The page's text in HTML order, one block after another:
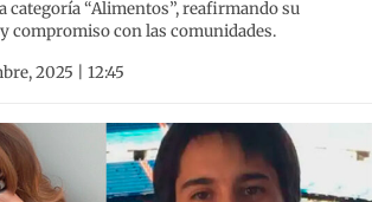
categoría “Alimentos”, reafirmando su
compromiso con las comunidades.
2025 | 12:45